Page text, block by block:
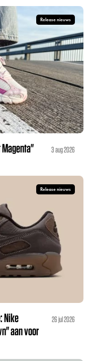
Release nieuws
Magenta"
3 aug 2026
Release nieuws
Nike
aan voor
26 jul 2026